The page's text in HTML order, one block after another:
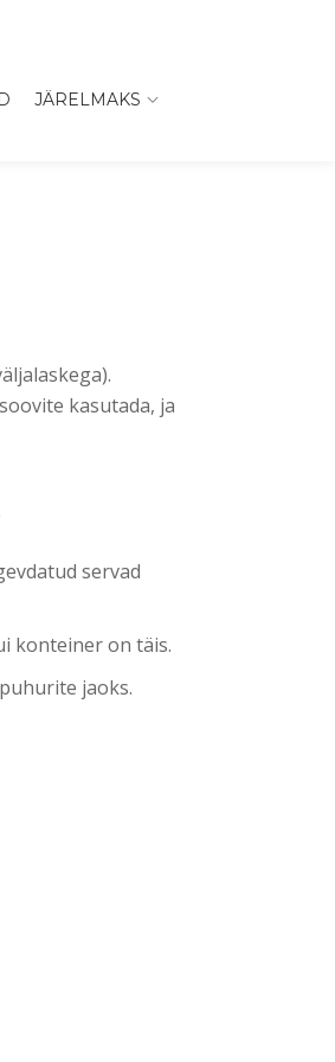
JÄRELMAKS
kasutada, ja
servad
konteiner on täis.
jaoks.